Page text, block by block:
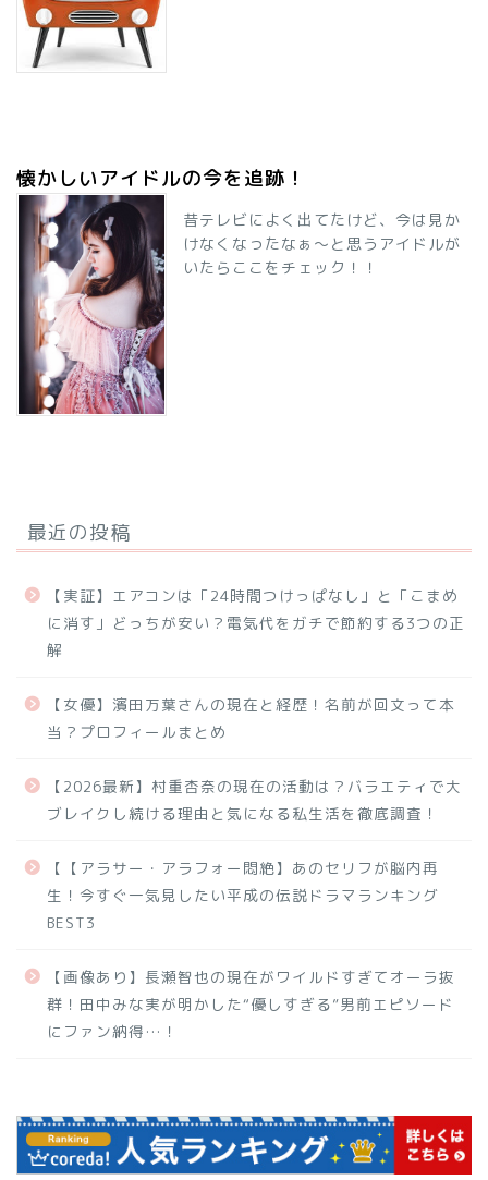
懐かしいアイドルの今を追跡！
昔テレビによく出てたけど、今は見か
けなくなったなぁ～と思うアイドルが
いたらここをチェック！！
最近の投稿
【実証】エアコンは「24時間つけっぱなし」と「こまめ
に消す」どっちが安い？電気代をガチで節約する3つの正
解
【女優】濱田万葉さんの現在と経歴！名前が回文って本
当？プロフィールまとめ
【2026最新】村重杏奈の現在の活動は？バラエティで大
ブレイクし続ける理由と気になる私生活を徹底調査！
【【アラサー・アラフォー悶絶】あのセリフが脳内再
生！今すぐ一気見したい平成の伝説ドラマランキング
BEST3
【画像あり】長瀬智也の現在がワイルドすぎてオーラ抜
群！田中みな実が明かした“優しすぎる”男前エピソード
にファン納得…！